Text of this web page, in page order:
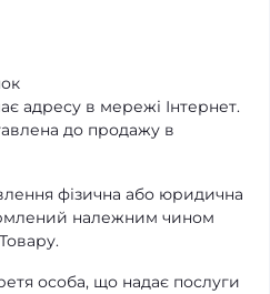
адресу в мережі Інтернет.
​​до продажу в
фізична або юридична
належним чином
особа, що надає послуги